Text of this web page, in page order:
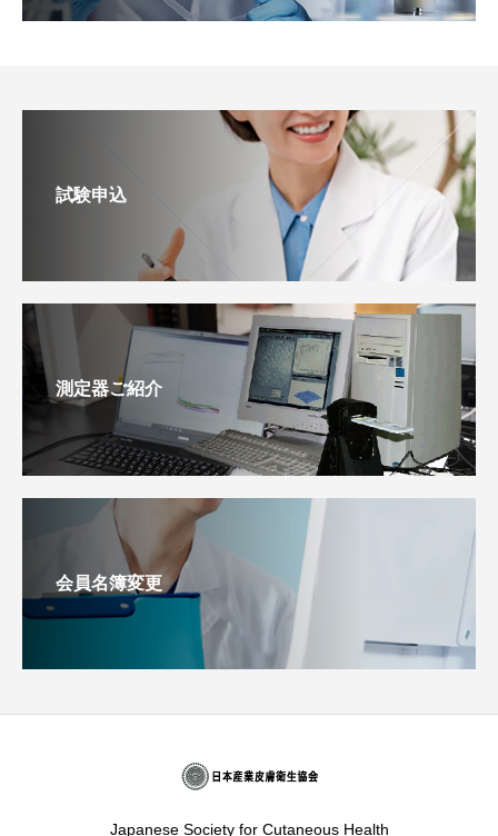
試験申込
測定器ご紹介
会員名簿変更
Japanese Society for Cutaneous Health